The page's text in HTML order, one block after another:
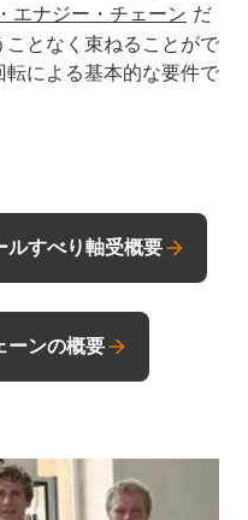
エナジー・チェーン だ
となく束ねることがで
による基本的な要件で
ルすべり軸受概要
ーンの概要